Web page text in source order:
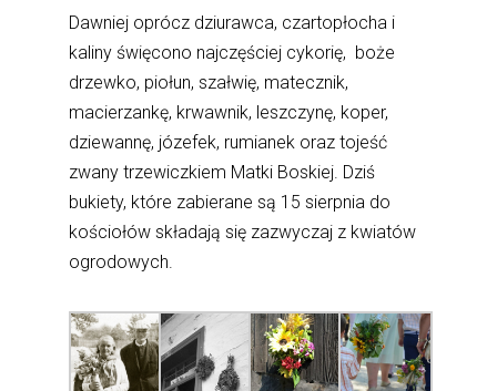
Dawniej oprócz dziurawca, czartopłocha i
kaliny święcono najczęściej cykorię, boże
drzewko, piołun, szałwię, matecznik,
macierzankę, krwawnik, leszczynę, koper,
dziewannę, józefek, rumianek oraz tojeść
zwany trzewiczkiem Matki Boskiej. Dziś
bukiety, które zabierane są 15 sierpnia do
kościołów składają się zazwyczaj z kwiatów
ogrodowych.